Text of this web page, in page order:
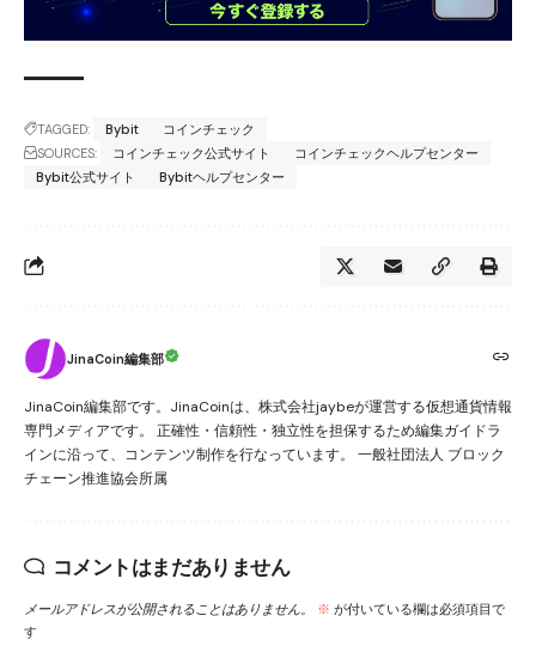
TAGGED: Bybit
コインチェック
SOURCES:
コインチェック公式サイト
コインチェックヘルプセンター
Bybit公式サイト
Bybitヘルプセンター
JinaCoin編集部
JinaCoin編集部です。JinaCoinは、株式会社jaybeが運営する仮想通貨情報
専門メディアです。 正確性・信頼性・独立性を担保するため編集ガイドラ
インに沿って、コンテンツ制作を行なっています。 一般社団法人 ブロック
チェーン推進協会所属
コメントはまだありません
メールアドレスが公開されることはありません。 ※ が付いている欄は必須項目で
す